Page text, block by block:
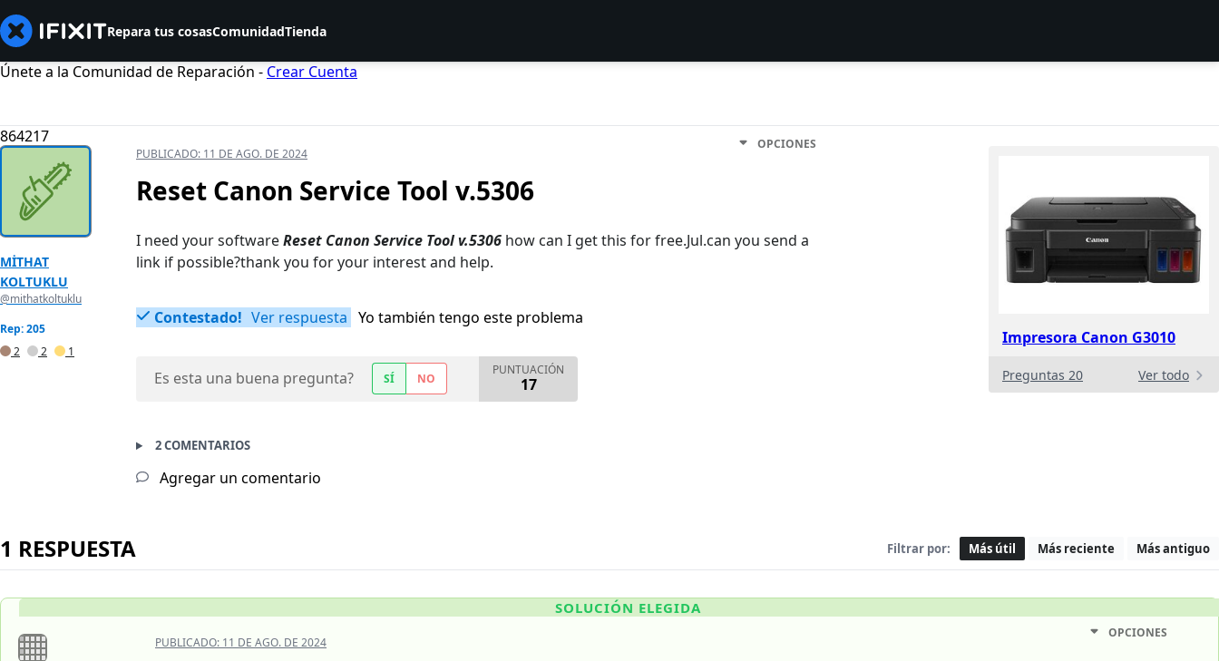
Repara tus cosasComunidadTienda
Únete a la Comunidad de Reparación - Crear Cuenta
864217
Impresora Canon G3010
Preguntas 20 Ver todo
MİTHAT
KOLTUKLU
@mithatkoltuklu
Rep: 205
2
2 1
PUBLICADO: 11 DE AGO. DE 2024
OPCIONES
Reset Canon Service Tool v.5306
I need your softwareReset Canon Service Tool v.5306 how can I get this for free.Jul.can you send a
link if possible?thank you for your interest and help.
Contestado! Ver respuesta Yo también tengo este problema
Es esta una buena pregunta? SÍ NO
PUNTUACIÓN
17
2 COMENTARIOS
Agregar un comentario
1 RESPUESTA Filtrar por: Más útil Más reciente Más antiguo
SOLUCIÓN ELEGIDA
PUBLICADO: 11 DE AGO. DE 2024
OPCIONES